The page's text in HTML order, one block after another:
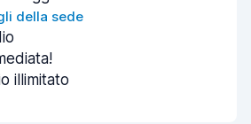
della sede
illimitato